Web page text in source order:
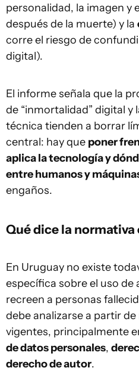
personalidad, la imagen y
después de la muerte) y la
corre el riesgo de
digital).
El informe señala que la
de “inmortalidad” digital y
técnica tienden a borrar
central: hay que poner
aplica la tecnología y
entre humanos y
engaños.
Qué dice la normativa
En Uruguay no existe
específica sobre el uso
recreen a personas
debe analizarse a partir
vigentes, principalmente
de datos personales,
derecho de autor.